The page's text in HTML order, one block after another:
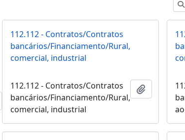
Adicionar a área de transferência
112.112 - Contratos/Contratos
bancários/Financiamento/Rural,
comercial, industrial
112.112 - Contratos/Contratos
bancários/Financiamento/Rural,
comercial, industrial